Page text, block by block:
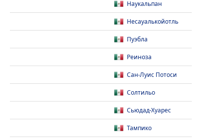
Наукальпан
Несауалькойотль
Пуэбла
Реиноза
Сан-Луис Потоси
Солтильо
Сьюдад-Хуарес
Тампико